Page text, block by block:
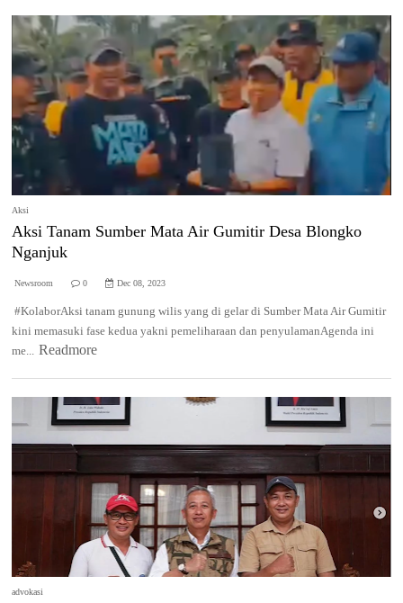
Aksi
Aksi Tanam Sumber Mata Air Gumitir Desa Blongko
Nganjuk
Newsroom 0 Dec 08, 2023
#KolaborAksi tanam gunung wilis yang di gelar di Sumber Mata Air Gumitir
kini memasuki fase kedua yakni pemeliharaan dan penyulamanAgenda ini
me... Readmore
advokasi